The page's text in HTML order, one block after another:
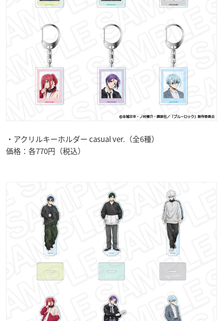
・アクリルキーホルダー casual ver.（全6種）
価格：各770円（税込）